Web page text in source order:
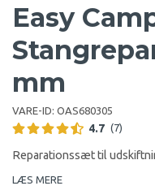
Easy
mm
VARE-ID: OAS680305
4.7 (7)
Reparationssæt til
LÆS MERE